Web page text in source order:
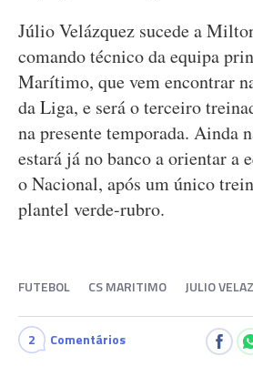
Júlio Velázquez sucede a
comando técnico da equipa
Marítimo, que vem encontrar
da Liga, e será o terceiro
na presente temporada. Ainda
estará já no banco a orientar a
o Nacional, após um único
plantel verde-rubro.
FUTEBOL CS MARITIMO JULIO
2 Comentários